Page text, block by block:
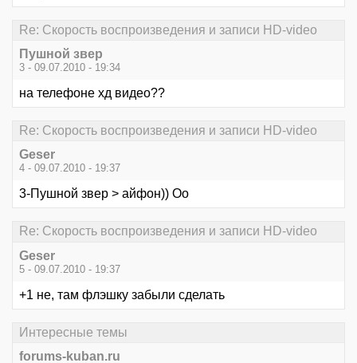
Re: Скорость воспроизведения и записи HD-video
Пушной звер
3 - 09.07.2010 - 19:34
на телефоне хд видео??
Re: Скорость воспроизведения и записи HD-video
Geser
4 - 09.07.2010 - 19:37
3-Пушной звер > айфон)) Оо
Re: Скорость воспроизведения и записи HD-video
Geser
5 - 09.07.2010 - 19:37
+1 не, там флэшку забыли сделать
Интересные темы
forums-kuban.ru